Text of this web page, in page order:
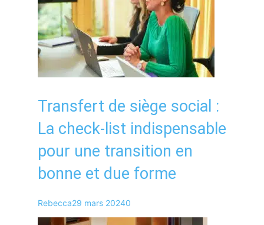
Transfert de siège social :
La check-list indispensable
pour une transition en
bonne et due forme
Rebecca29 mars 20240